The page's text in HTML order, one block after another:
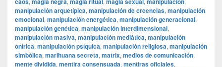
manipulación arquetípica, manipulación de creencias, manipulación
emocional, manipulación energética, manipulación generacional,
manipulación genética, manipulación interdimensional,
manipulación masiva, manipulación mediática, manipulación
onírica, manipulación psíquica, manipulación religiosa, manipulación
simbólica, marihuana secreta, matrix, medios de comunicación,
mente dividida, mentira consensuada, mentiras oficiales,